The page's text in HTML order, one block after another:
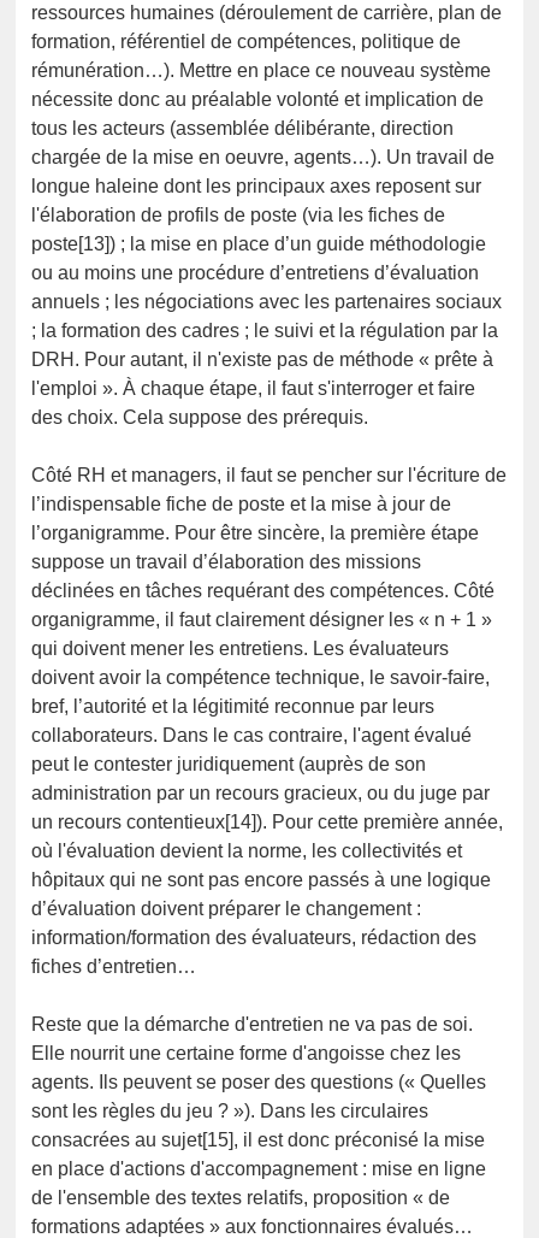
ressources humaines (déroulement de carrière, plan de
formation, référentiel de compétences, politique de
rémunération…). Mettre en place ce nouveau système
nécessite donc au préalable volonté et implication de
tous les acteurs (assemblée délibérante, direction
chargée de la mise en oeuvre, agents…). Un travail de
longue haleine dont les principaux axes reposent sur
l'élaboration de profils de poste (via les fiches de
poste[13]) ; la mise en place d’un guide méthodologie
ou au moins une procédure d’entretiens d’évaluation
annuels ; les négociations avec les partenaires sociaux
; la formation des cadres ; le suivi et la régulation par la
DRH. Pour autant, il n'existe pas de méthode « prête à
l'emploi ». À chaque étape, il faut s'interroger et faire
des choix. Cela suppose des prérequis.
Côté RH et managers, il faut se pencher sur l'écriture de
l’indispensable fiche de poste et la mise à jour de
l’organigramme. Pour être sincère, la première étape
suppose un travail d’élaboration des missions
déclinées en tâches requérant des compétences. Côté
organigramme, il faut clairement désigner les « n + 1 »
qui doivent mener les entretiens. Les évaluateurs
doivent avoir la compétence technique, le savoir-faire,
bref, l’autorité et la légitimité reconnue par leurs
collaborateurs. Dans le cas contraire, l'agent évalué
peut le contester juridiquement (auprès de son
administration par un recours gracieux, ou du juge par
un recours contentieux[14]). Pour cette première année,
où l'évaluation devient la norme, les collectivités et
hôpitaux qui ne sont pas encore passés à une logique
d’évaluation doivent préparer le changement :
information/formation des évaluateurs, rédaction des
fiches d’entretien…
Reste que la démarche d'entretien ne va pas de soi.
Elle nourrit une certaine forme d'angoisse chez les
agents. Ils peuvent se poser des questions (« Quelles
sont les règles du jeu ? »). Dans les circulaires
consacrées au sujet[15], il est donc préconisé la mise
en place d'actions d'accompagnement : mise en ligne
de l'ensemble des textes relatifs, proposition « de
formations adaptées » aux fonctionnaires évalués…